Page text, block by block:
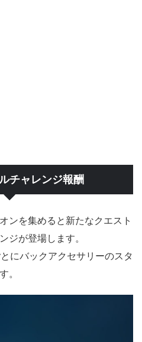
チャレンジ報酬
ンを集めると新たなクエスト
ジが登場します。
にバックアクセサリーのスタ
。